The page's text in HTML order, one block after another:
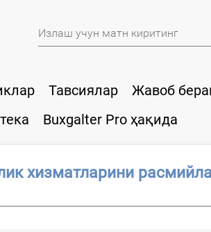
Тавсиялар Жавоб
Buxgalter Pro ҳақида
хизматларини